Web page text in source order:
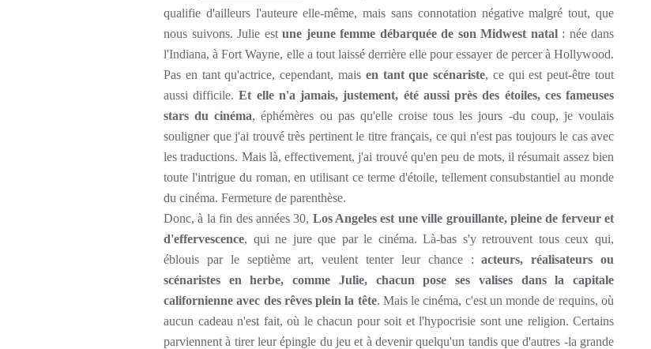
qualifie d'ailleurs l'auteure elle-même, mais sans connotation négative malgré tout, que
nous suivons. Julie est une jeune femme débarquée de son Midwest natal: née dans
l'Indiana, à Fort Wayne, elle a tout laissé derrière elle pour essayer de percer à Hollywood.
Pas en tant qu'actrice, cependant, mais en tant que scénariste, ce qui est peut-être tout
aussi difficile.Et elle n'a jamais, justement, été aussi près des étoiles, ces fameuses
stars du cinéma, éphémères ou pas qu'elle croise tous les jours -du coup, je voulais
souligner que j'ai trouvé très pertinent le titre français, ce qui n'est pas toujours le cas avec
les traductions. Mais là, effectivement, j'ai trouvé qu'en peu de mots, il résumait assez bien
toute l'intrigue du roman, en utilisant ce terme d'étoile, tellement consubstantiel au monde
du cinéma. Fermeture de parenthèse.
Donc, à la fin des années 30, Los Angeles est une ville grouillante, pleine de ferveur et
d'effervescence, qui ne jure que par le cinéma. Là-bas s'y retrouvent tous ceux qui,
éblouis par le septième art, veulent tenter leur chance :acteurs, réalisateurs ou
scénaristes en herbe, comme Julie, chacun pose ses valises dans la capitale
californienne avec des rêves plein la tête. Mais le cinéma, c'est un monde de requins, où
aucun cadeau n'est fait, où le chacun pour soit et l'hypocrisie sont une religion. Certains
parviennent à tirer leur épingle du jeu et à devenir quelqu'un tandis que d'autres -la grande